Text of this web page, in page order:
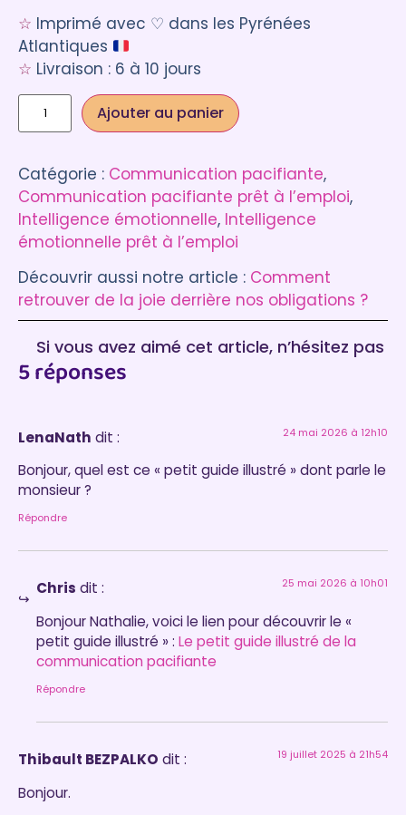
☆ Imprimé avec ♡ dans les Pyrénées
Atlantiques
☆ Livraison : 6 à 10 jours
Ajouter au panier
Catégorie : Communication pacifiante
Communication pacifiante prêt à l’emploi
Intelligence émotionnelle, Intelligence
émotionnelle prêt à l’emploi
Découvrir aussi notre article : Comment
retrouver de la joie derrière nos obligations ?
Si vous avez aimé cet article, n’hésitez pas
à laisser un commentaire :)
5 réponses
LenaNath dit : 24 mai 2026 à 12h10
Bonjour, quel est ce « petit guide illustré » dont parle le
monsieur ?
Répondre
Chris dit : 25 mai 2026 à 10h01
Bonjour Nathalie, voici le lien pour découvrir le «
petit guide illustré » : Le petit guide illustré de la
communication pacifiante
Répondre
Thibault BEZPALKO dit : 19 juillet 2025 à 21h54
Bonjour.